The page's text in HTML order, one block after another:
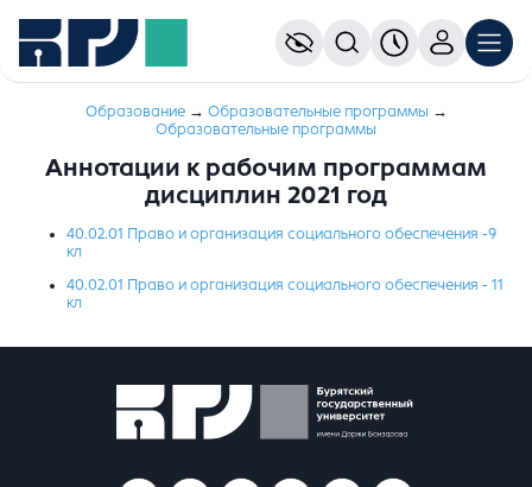
Образование→ Образовательные программы →
Образовательные программы
Аннотации к рабочим программам
дисциплин 2021 год
40.02.01 Право и организация социального обеспечения -9
кл
40.02.01 Право и организация социального обеспечения - 11
кл